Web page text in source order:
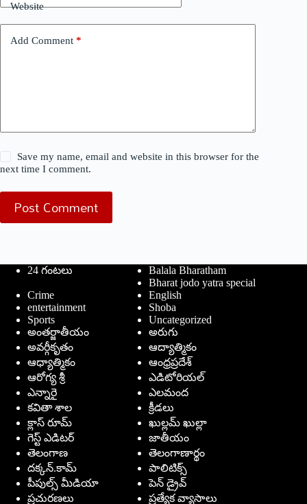
Website
Add Comment *
Save my name, email and website in this browser for the
next time I comment.
Post Comment
24 గంటలు
Balala Bharatham
Bharat jodo yatra special
Crime
English
entertainment
Shoba
Sports
Uncategorized
అంతర్జాతీయం
అరుగు
అవర్గీకృతం
ఆద్యాత్మికం
ఆధ్యాత్మికం
ఆంధ్రప్రదేశ్
ఆరోగ్య శ్రీ
ఎడిటోరియల్
ఎన్నారై
ఎలమంద
కవితా శాల
క్రీడలు
క్లాస్ రూమ్
ఖుల్లమ్ ఖుల్లా
గెస్ట్ ఎడిటర్
జాతీయం
తెలంగాణ
తెలంగాణార్థం
దక్కన్.కామ్
పాలిటిక్స్
పీపుల్స్ ‌మీడియా
పెన్ డ్రైవ్
ప్రచురణలు
ప్రత్యేక వ్యాసాలు